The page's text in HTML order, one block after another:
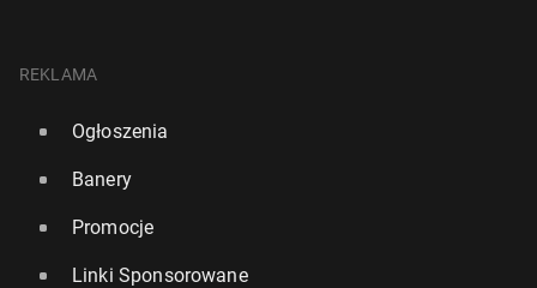
REKLAMA
Ogłoszenia
Banery
Promocje
Linki Sponsorowane